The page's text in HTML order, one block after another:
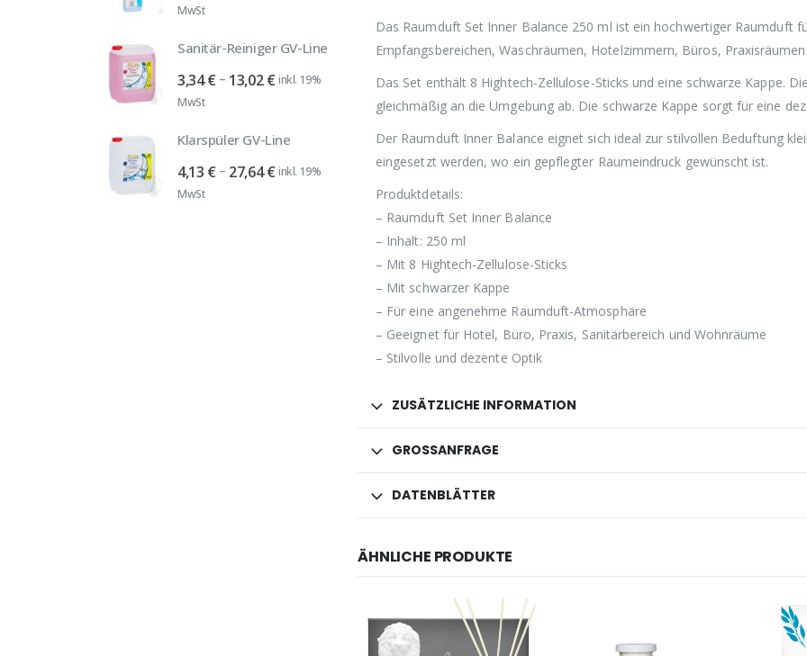
Das Raumduft Set Inner Balance 250 ml ist ein hochwertiger Raumduft
Empfangsbereichen, Waschräumen, Hotelzimmern, Büros,
Das Set enthält 8 Hightech-Zellulose-Sticks und eine schwarze Kappe.
gleichmäßig an die Umgebung ab. Die schwarze Kappe sorgt für eine
Der Raumduft Inner Balance eignet sich ideal zur stilvollen Beduftung
eingesetzt werden, wo ein gepflegter Raumeindruck gewünscht ist.
Produktdetails:
– Raumduft Set Inner Balance
– Inhalt: 250 ml
– Mit 8 Hightech-Zellulose-Sticks
– Mit schwarzer Kappe
– Für eine angenehme Raumduft-Atmosphäre
– Geeignet für Hotel, Büro, Praxis, Sanitärbereich und Wohnräume
– Stilvolle und dezente Optik
ZUSÄTZLICHE INFORMATION
GROSSANFRAGE
DATENBLÄTTER
ÄHNLICHE PRODUKTE
32,21 €
MwSt
Sanitär-Reiniger GV-Line
3,34€ – 13,02€Preisspanne:
13,02 €
inkl. 19%
MwSt
Klarspüler GV-Line
4,13 € – 27,64€Preisspanne:
inkl. 19%
MwSt
23,70 € 47,20
bis
47,20 €
inkl. 19%
Trinkhalm Papier Jumbo schwarz 240x12mm
5,19€ Ursprünglicher
Preis
war:
4,98€ Aktueller
Preis
inkl. 19% MwSt
Duni Cocktailservietten bordeaux 24x24cm
9,35€ Ursprünglicher
8,53
bis
32,21 €
Sanitär-Reiniger GV-Line
3,34 € –13,02 €
3,34 €
13,02 €
inkl. 19%
MwSt
Klarspüler GV-Line
4,13 € –27,64€ inkl. 19%